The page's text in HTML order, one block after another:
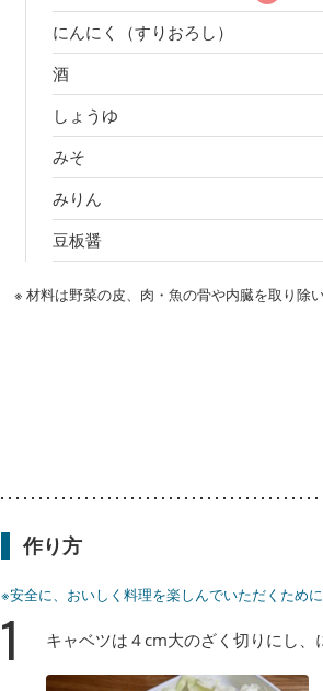
にんにく（すりおろし）
酒
しょうゆ
みそ
みりん
豆板醤
※ 材料は野菜の皮、肉・魚の骨や内臓を取り除
作り方
※安全に、おいしく料理を楽しんでいただくために
1 キャベツは４cm大のざく切りにし、